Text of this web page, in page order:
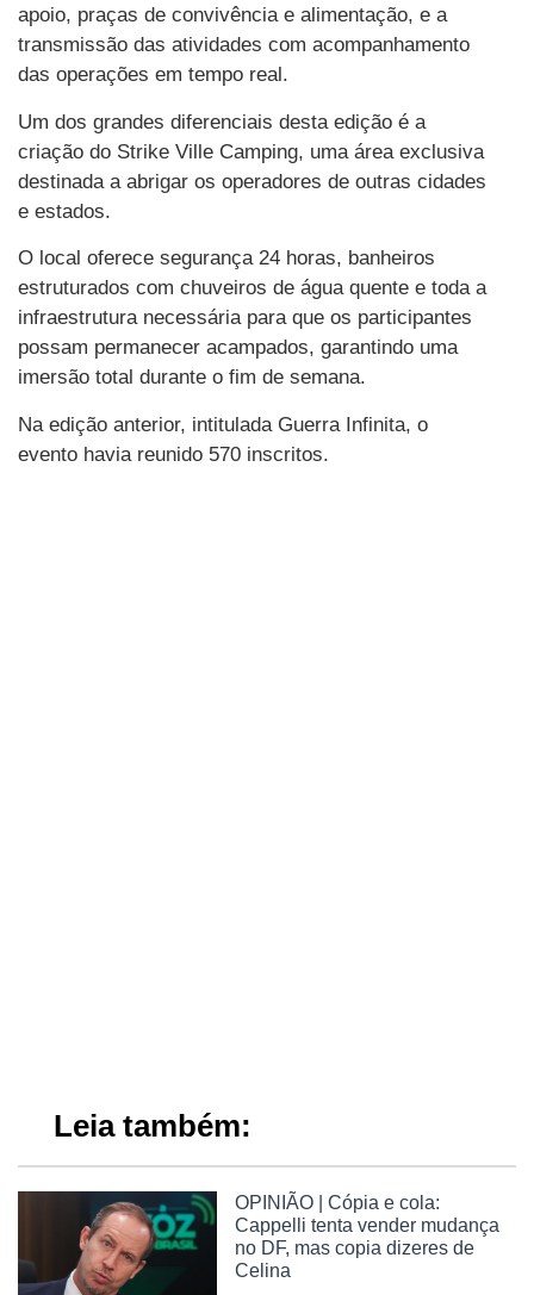
apoio, praças de convivência e alimentação, e a
transmissão das atividades com acompanhamento
das operações em tempo real.
Um dos grandes diferenciais desta edição é a
criação do Strike Ville Camping, uma área exclusiva
destinada a abrigar os operadores de outras cidades
e estados.
O local oferece segurança 24 horas, banheiros
estruturados com chuveiros de água quente e toda a
infraestrutura necessária para que os participantes
possam permanecer acampados, garantindo uma
imersão total durante o fim de semana.
Na edição anterior, intitulada Guerra Infinita, o
evento havia reunido 570 inscritos.
Leia também:
OPINIÃO | Cópia e cola:
Cappelli tenta vender mudança
no DF, mas copia dizeres de
Celina